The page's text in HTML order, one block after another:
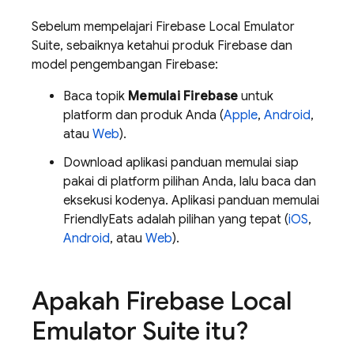
Sebelum mempelajari Firebase Local Emulator
Suite, sebaiknya ketahui produk Firebase dan
model pengembangan Firebase:
Baca topik Memulai Firebase untuk
platform dan produk Anda (Apple, Android,
atau Web).
Download aplikasi panduan memulai siap
pakai di platform pilihan Anda, lalu baca dan
eksekusi kodenya. Aplikasi panduan memulai
FriendlyEats adalah pilihan yang tepat (iOS,
Android, atau Web).
Apakah Firebase Local
Emulator Suite itu?